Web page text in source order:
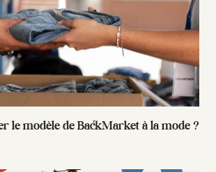
le modèle de BackMarket à la mode ?